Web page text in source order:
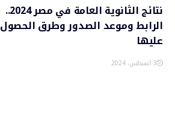
نتائج الثانوية العامة في مصر 2024..
الرابط وموعد الصدور وطرق الحصول
عليها
3 أغسطس، 2024